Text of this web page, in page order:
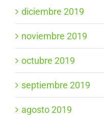
diciembre 2019
noviembre 2019
octubre 2019
septiembre 2019
agosto 2019